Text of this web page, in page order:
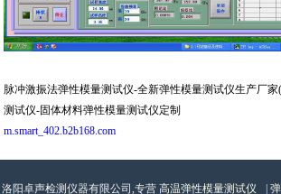
脉冲激振法弹性模量测试仪-全新弹性模量测试仪生产厂
测试仪-固体材料弹性模量测试仪定制
m.smart_402.b2b168.com
洛阳卓声检测仪器有限公司,专营 高温弹性模量测试仪 |